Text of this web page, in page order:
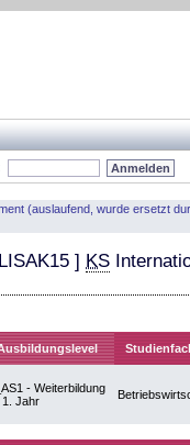
(auslaufend, wurde ersetzt
] KS
- Weiterbildung
1. Jahr